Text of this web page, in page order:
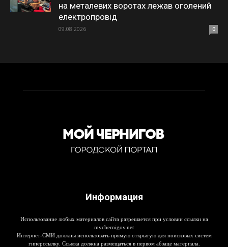
на металевих воротах лежав оголений
електропровід
09.08.2026 0
Информация
Использование любых материалов сайта разрешается при условии ссылки на
mychernigov.net
Интернет-СМИ должны использовать прямую открытую для поисковых систем
гиперссылку. Ссылка должна размещаться в первом абзаце материала.